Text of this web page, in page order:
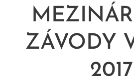
ZÁVODY
2017